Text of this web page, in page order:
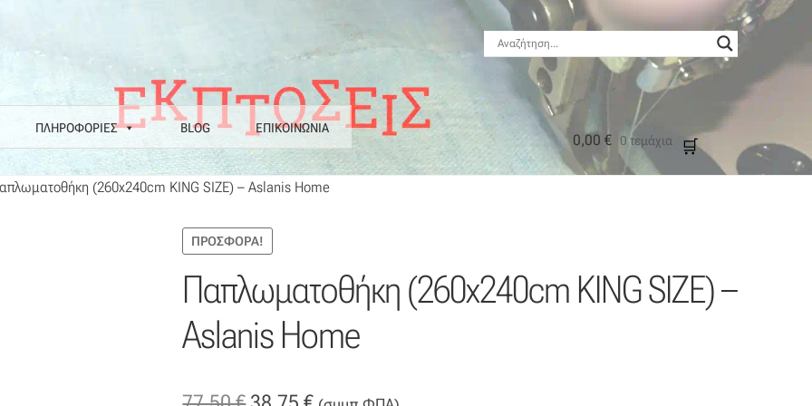
ΠΛΗΡΟΦΟΡΙΕΣ BLOG ΕΠΙΚΟΙΝΩΝΙΑ
ΕπιστροφέςΗ εταιρεία μαςΘάλασσαΚαλάθιΚατάστημαΛογαριασμός
0,00 € 0 τεμάχια
(260x240cm KING SIZE) – Aslanis Home
ΠΡΟΣΦΟΡΆ!
Παπλωματοθήκη (260x240cm KING SIZE) –
Aslanis Home